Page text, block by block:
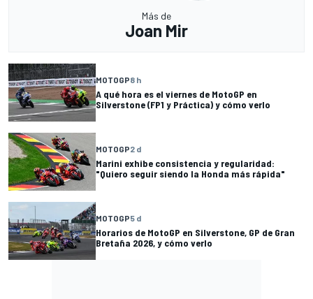
Más de
Joan Mir
MOTOGP8 h
A qué hora es el viernes de MotoGP en
Silverstone (FP1 y Práctica) y cómo verlo
MOTOGP2 d
Marini exhibe consistencia y regularidad:
"Quiero seguir siendo la Honda más rápida"
MOTOGP5 d
Horarios de MotoGP en Silverstone, GP de Gran
Bretaña 2026, y cómo verlo